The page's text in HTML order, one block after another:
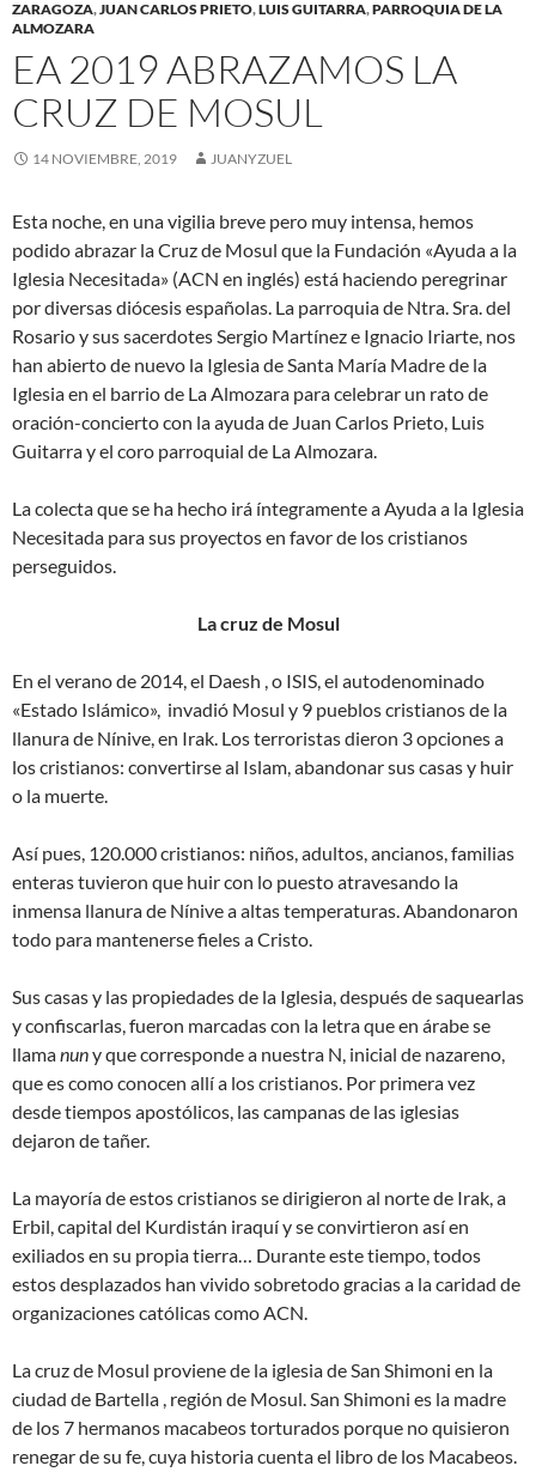
ZARAGOZA,JUAN CARLOS PRIETO,LUIS GUITARRA,PARROQUIA DE LA
ALMOZARA
EA 2019 ABRAZAMOS LA
CRUZ DE MOSUL
14 NOVIEMBRE, 2019 JUANYZUEL
Esta noche, en una vigilia breve pero muy intensa, hemos
podido abrazar la Cruz de Mosul que la Fundación «Ayuda a la
Iglesia Necesitada» (ACN en inglés) está haciendo peregrinar
por diversas diócesis españolas. La parroquia de Ntra. Sra. del
Rosario y sus sacerdotes Sergio Martínez e Ignacio Iriarte, nos
han abierto de nuevo la Iglesia de Santa María Madre de la
Iglesia en el barrio de La Almozara para celebrar un rato de
oración-concierto con la ayuda de Juan Carlos Prieto, Luis
Guitarra y el coro parroquial de La Almozara.
La colecta que se ha hecho irá íntegramente a Ayuda a la Iglesia
Necesitada para sus proyectos en favor de los cristianos
perseguidos.
La cruz de Mosul
En el verano de 2014, el Daesh , o ISIS, el autodenominado
«Estado Islámico», invadió Mosul y 9 pueblos cristianos de la
llanura de Nínive, en Irak. Los terroristas dieron 3 opciones a
los cristianos: convertirse al Islam, abandonar sus casas y huir
o la muerte.
Así pues, 120.000 cristianos: niños, adultos, ancianos, familias
enteras tuvieron que huir con lo puesto atravesando la
inmensa llanura de Nínive a altas temperaturas. Abandonaron
todo para mantenerse fieles a Cristo.
Sus casas y las propiedades de la Iglesia, después de saquearlas
y confiscarlas, fueron marcadas con la letra que en árabe se
llamanuny que corresponde a nuestra N, inicial de nazareno,
que es como conocen allí a los cristianos. Por primera vez
desde tiempos apostólicos, las campanas de las iglesias
dejaron de tañer.
La mayoría de estos cristianos se dirigieron al norte de Irak, a
Erbil, capital del Kurdistán iraquí y se convirtieron así en
exiliados en su propia tierra… Durante este tiempo, todos
estos desplazados han vivido sobretodo gracias a la caridad de
organizaciones católicas como ACN.
La cruz de Mosul proviene de la iglesia de San Shimoni en la
ciudad de Bartella , región de Mosul. San Shimoni es la madre
de los 7 hermanos macabeos torturados porque no quisieron
renegar de su fe, cuya historia cuenta el libro de los Macabeos.